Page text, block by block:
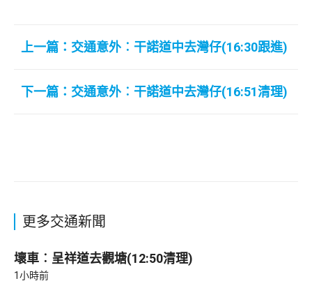
上一篇：交通意外︰干諾道中去灣仔(16:30跟進)
下一篇：交通意外︰干諾道中去灣仔(16:51清理)
更多交通新聞
壞車︰呈祥道去觀塘(12:50清理)
1小時前